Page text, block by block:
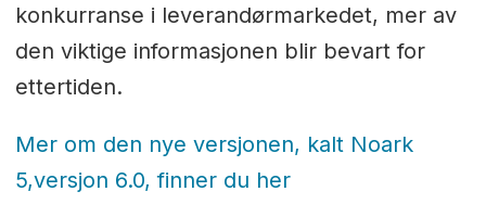
konkurranse i leverandørmarkedet, mer av
den viktige informasjonen blir bevart for
ettertiden.
Mer om den nye versjonen, kalt Noark
5,versjon 6.0, finner du her